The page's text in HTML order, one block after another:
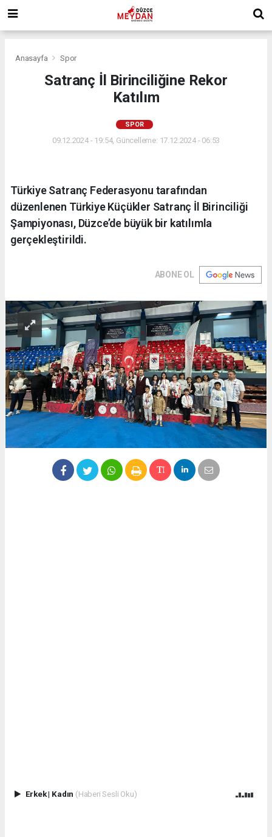
Anasayfa Spor
Satranç İl Birinciliğine Rekor
Katılım
SPOR
09.12.2024 - 19:54, Güncelleme: 17.12.2024 - 06:53
Türkiye Satranç Federasyonu tarafından
düzenlenen Türkiye Küçükler Satranç İl Birinciliği
Şampiyonası, Düzce’de büyük bir katılımla
gerçekleştirildi.
ABONE OL
Erkek| Kadın (Haberi Sesli Oku)